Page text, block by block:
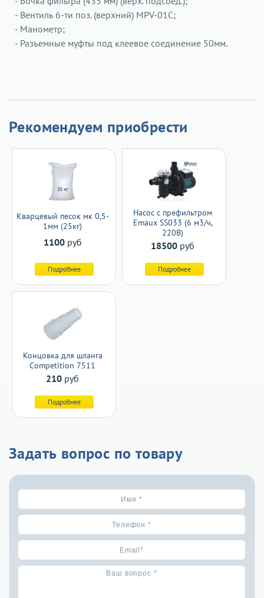
- Вентиль 6-ти поз. (верхний) MPV-01C;
- Манометр;
- Разъемные муфты под клеевое соединение 50мм.
Рекомендуем приобрести
Кварцевый песок мк 0,5-
1мм (25кг)
1100руб
Подробнее
Насос с префильтром
Emaux SS033 (6 м3/ч,
220В)
18500 руб
Подробнее
Концовка для шланга
Competition 7511
210 руб
Подробнее
Задать вопрос по товару